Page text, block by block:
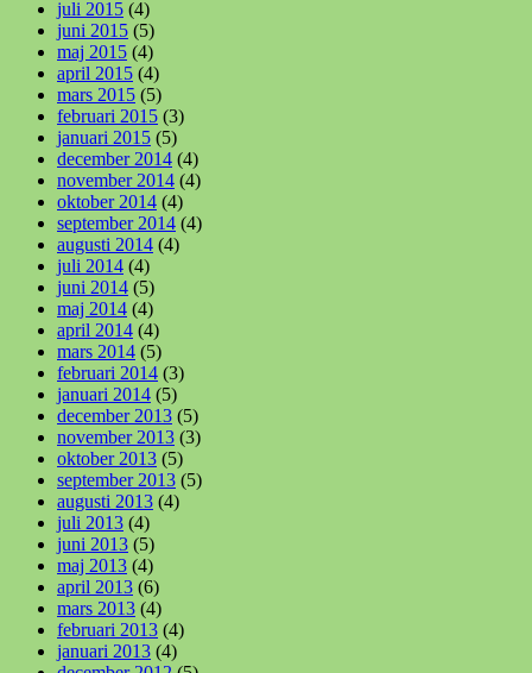
juli 2015 (4)
juni 2015 (5)
maj 2015 (4)
april 2015 (4)
mars 2015 (5)
februari 2015 (3)
januari 2015 (5)
december 2014 (4)
november 2014 (4)
oktober 2014 (4)
september 2014 (4)
augusti 2014 (4)
juli 2014 (4)
juni 2014 (5)
maj 2014 (4)
april 2014 (4)
mars 2014 (5)
februari 2014 (3)
januari 2014 (5)
december 2013 (5)
november 2013 (3)
oktober 2013 (5)
september 2013 (5)
augusti 2013 (4)
juli 2013 (4)
juni 2013 (5)
maj 2013 (4)
april 2013 (6)
mars 2013 (4)
februari 2013 (4)
januari 2013 (4)